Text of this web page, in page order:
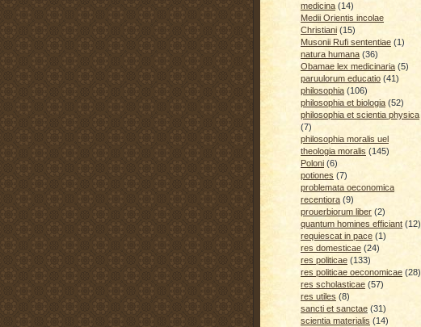
medicina (14)
Medii Orientis incolae
Christiani (15)
Musonii Rufi sententiae (1)
natura humana (36)
Obamae lex medicinaria (5)
paruulorum educatio (41)
philosophia (106)
philosophia et biologia (52)
philosophia et scientia physica
(7)
philosophia moralis uel
theologia moralis (145)
Poloni (6)
potiones (7)
problemata oeconomica
recentiora (9)
prouerbiorum liber (2)
quantum homines efficiant (12)
requiescat in pace (1)
res domesticae (24)
res politicae (133)
res politicae oeconomicae (28)
res scholasticae (57)
res utiles (8)
sancti et sanctae (31)
scientia materialis (14)